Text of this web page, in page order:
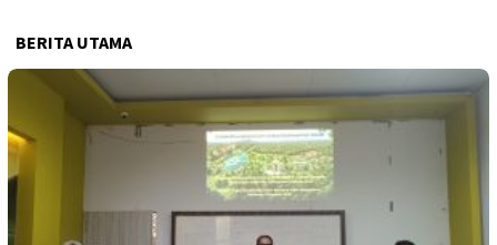
BERITA UTAMA